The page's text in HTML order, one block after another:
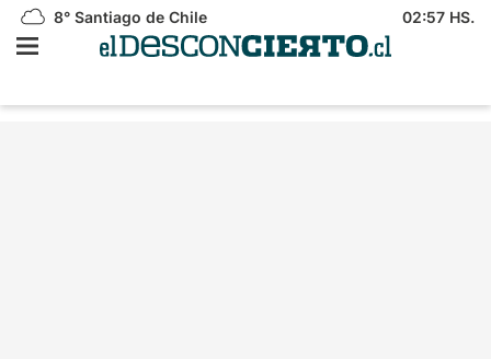
8° Santiago de Chile 02:57 HS.